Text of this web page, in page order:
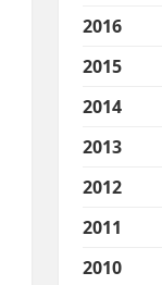
2016
2015
2014
2013
2012
2011
2010